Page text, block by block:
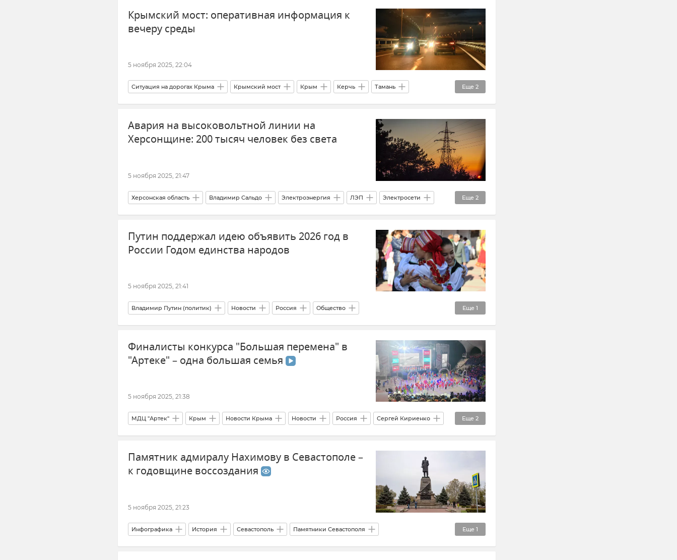
Крымский мост: оперативная информация к
вечеру среды
5 ноября 2025, 22:04
Еще 2
Ситуация на дорогах Крыма Крымский мост Крым Керчь Тамань
Краснодарский край Очереди на Крымском мосту
Авария на высоковольтной линии на
Херсонщине: 200 тысяч человек без света
5 ноября 2025, 21:47
Еще 2
Херсонская область Владимир Сальдо Электроэнергия ЛЭП Электросети
Новости Отключение электроэнергии
Путин поддержал идею объявить 2026 год в
России Годом единства народов
5 ноября 2025, 21:41
Еще 1
Владимир Путин (политик) Новости Россия Общество
Крым многонациональный
Финалисты конкурса "Большая перемена" в
"Артеке" – одна большая семья
5 ноября 2025, 21:38
Еще 2
МДЦ "Артек" Крым Новости Крыма Новости Россия Сергей Кириенко
Большая перемена Общество
Памятник адмиралу Нахимову в Севастополе –
к годовщине воссоздания
5 ноября 2025, 21:23
Еще 1
Инфографика История Севастополь Памятники Севастополя
Адмирал Павел Нахимов